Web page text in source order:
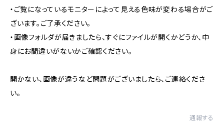
・ご覧になっているモニターによって見える色味が変わる場合がご
ざいます。ご了承ください。
・画像フォルダが届きましたら、すぐにファイルが開くかどうか、中
身にお間違いがないかご確認ください。
開かない、画像が違うなど問題がございましたら、ご連絡くださ
い。
通報する